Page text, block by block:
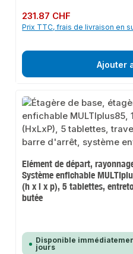
Prix régulier :
231.87 CHF
Prix TTC, frais de livraison en
Ajouter
Elément de départ,
Système enfichable
(h x l x p), 5 tablettes,
butée
Disponible
jours